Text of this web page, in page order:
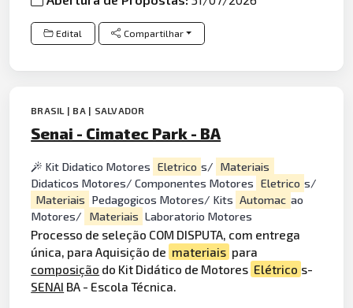
Edital Compartilhar
BRASIL | BA | SALVADOR
Senai - Cimatec Park - BA
Kit Didatico Motores Eletrico s/ Materiais
Didaticos Motores/ Componentes Motores Eletrico s/
Materiais Pedagogicos Motores/ Kits Automac ao
Motores/
Materiais Laboratorio Motores
Processo de seleção COM DISPUTA, com entrega
única, para Aquisição de materiais para
composição do Kit Didático de Motores Elétrico s-
SENAI BA - Escola Técnica.